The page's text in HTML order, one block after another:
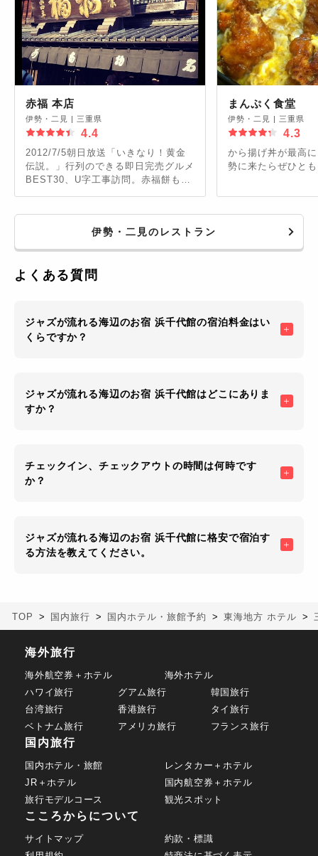
赤福 本店
伊勢・二見 三重県
4.4
2012/7/5朝日放送「いきなり！黄金
伝説。」行列のできる即日完売グルメ
BEST30、U字工事訪問。赤福餅も然
制、U字工事も並んだ。
まんぷく食堂
伊勢・二見 三重県
4.3
から揚げ丼が最高
勢に来たらぜひと
伊勢・二見のレストラン
よくある質問
ジャズが流れる海辺のお宿 浜千代館の宿泊料金はい
くらですか？
ジャズが流れる海辺のお宿 浜千代館はどこにありま
すか？
チェックイン、チェックアウトの時間は何時です
か？
ジャズが流れる海辺のお宿 浜千代館に格安で宿泊す
る方法を教えてください。
TOP 国内旅行 国内ホテル・旅館予約 東海地方 ホテル
海外旅行
海外航空券＋ホテル
海外ホテル
ハワイ旅行
グアム旅行
韓国旅行
台湾旅行
香港旅行
タイ旅行
ベトナム旅行
アメリカ旅行 フランス旅行
国内旅行
国内ホテル・旅館
レンタカー＋ホテル
JR＋ホテル
国内航空券＋ホテル
旅行モデルコース
観光スポット
こころからについて
サイトマップ
約款・標識